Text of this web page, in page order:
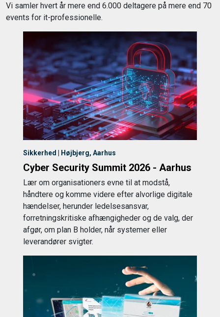
Vi samler hvert år mere end 6.000 deltagere på mere end 70
events for it-professionelle.
Sikkerhed | Højbjerg, Aarhus
Cyber Security Summit 2026 - Aarhus
Lær om organisationers evne til at modstå,
håndtere og komme videre efter alvorlige digitale
hændelser, herunder ledelsesansvar,
forretningskritiske afhængigheder og de valg, der
afgør, om plan B holder, når systemer eller
leverandører svigter.